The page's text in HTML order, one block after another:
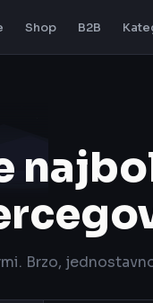
Shop B2B
Brzo,